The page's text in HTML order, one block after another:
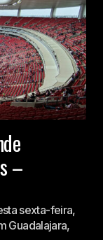
–
sexta-feira,
Guadalajara,